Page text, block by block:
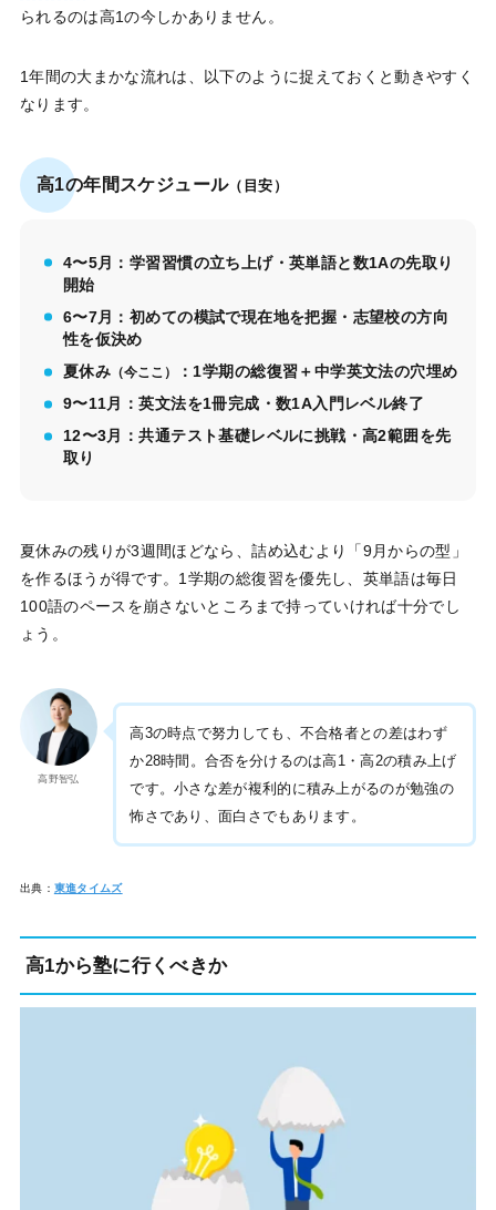
られるのは高1の今しかありません。
1年間の大まかな流れは、以下のように捉えておくと動きやすく
なります。
高1の年間スケジュール（目安）
4〜5月：学習習慣の立ち上げ・英単語と数1Aの先取り
開始
6〜7月：初めての模試で現在地を把握・志望校の方向
性を仮決め
夏休み （今ここ）
：1学期の総復習＋中学英文法の穴埋め
9〜11月：英文法を1冊完成・数1A入門レベル終了
12〜3月：共通テスト基礎レベルに挑戦・高2範囲を先
取り
夏休みの残りが3週間ほどなら、詰め込むより「9月からの型」
を作るほうが得です。1学期の総復習を優先し、英単語は毎日
100語のペースを崩さないところまで持っていければ十分でし
ょう。
高野智弘
高3の時点で努力しても、不合格者との差はわず
か28時間。合否を分けるのは高1・高2の積み上げ
です。小さな差が複利的に積み上がるのが勉強の
怖さであり、面白さでもあります。
出典： 東進タイムズ
高1から塾に行くべきか